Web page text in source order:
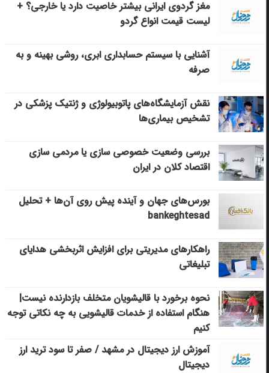
مغز گردوی ایرانی بیشتر خاصیت دارد یا خارجی؟ +
لیست قیمت انواع گردو
آشنایی با سیستم حسابداری ابری، روشی بهینه و به
صرفه
نقش آزمایشگاه‌های پاتوبیولوژی و ژنتیک پزشکی در
تشخیص بیماری‌ها
بررسی وضعیت خصوصی سازی یا مردمی سازی
اقتصاد کلان در ایران
بورس‌های جهان و آینده پیش روی آن‌ها + تحلیل
bankeghtesad
راهکارهای مدیریتی برای افزایش اثربخشی هدایای
تبلیغاتی
نحوه برخورد با قالیشویان متخلف بازدارنده نیست|
هنگام استفاده از خدمات قالیشویی به چه نکاتی توجه
کنیم
آموزش ارز دیجیتال در مشهد / صفر تا سود ترید ارز
دیجیتال